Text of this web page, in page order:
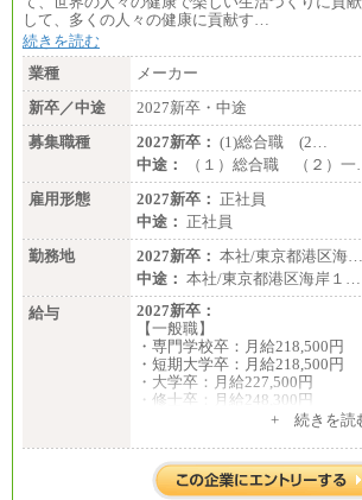
して、多くの人々の健康に貢献す…
続きを読む
業種
メーカー
新卒／中途
2027新卒・中途
募集職種
2027新卒： (1)総合職 (2…
中途：
（１）総合職 （２）
雇用形態
2027新卒： 正社員
中途： 正社員
勤務地
2027新卒： 本社/東京都港区海…
中途： 本社/東京都港区海岸１…
給与
2027新卒：
【一般職】
・専門学校卒：月給218,500円
・短期大学卒：月給218,500円
・大学卒：月給227,500円
・修士卒：月給248,300円
・博士卒：月給257,300円
【総合職】
・大学卒：月給253,500円
・修士卒：月給261,500円
+ 続きを読